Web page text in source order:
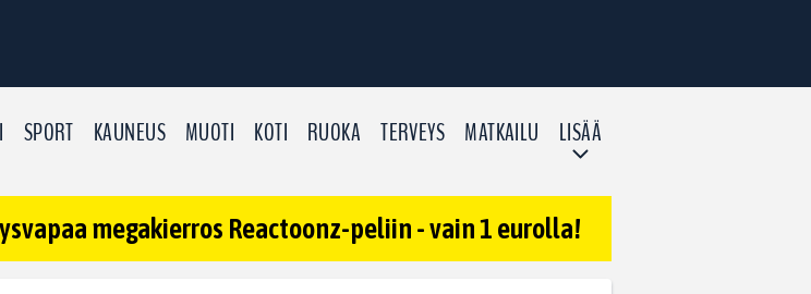
SPORT KAUNEUS MUOTI KOTI RUOKA TERVEYS MATKAILU LISÄÄ
megakierros Reactoonz-peliin - vain 1 eurolla!